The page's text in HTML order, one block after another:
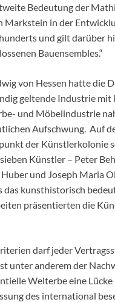
Bedeutung der
Markstein in der
und gilt darüber
Bauensembles.“
von Hessen hatte die
geltende Industrie
und Möbelindustrie
Aufschwung. Auf
der Künstlerkolonie
Künstler – Peter
und Joseph Maria
kunsthistorisch
präsentierten die
darf jeder
unter anderem der
Welterbe eine
des international